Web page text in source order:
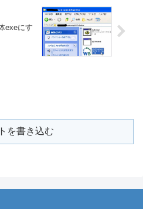
exeにす
を書き込む